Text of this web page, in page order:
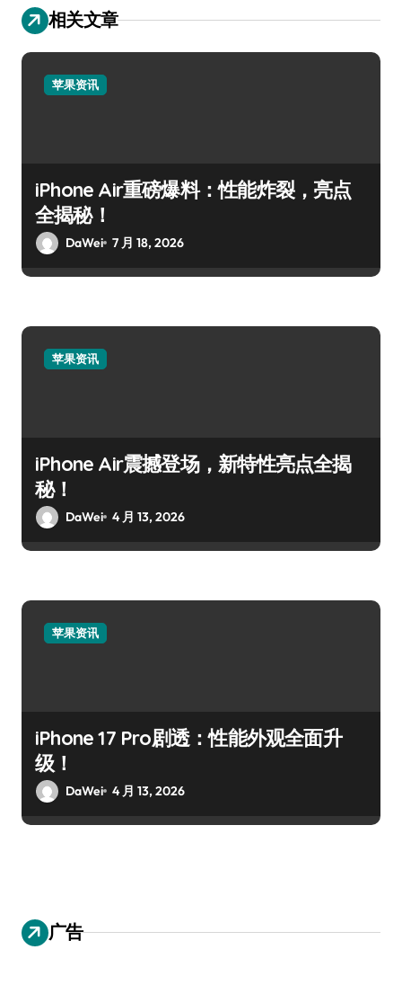
相关文章
苹果资讯
iPhone Air重磅爆料：性能炸裂，亮点
全揭秘！
DaWei 7 月 18, 2026
苹果资讯
iPhone Air震撼登场，新特性亮点全揭
秘！
DaWei 4 月 13, 2026
苹果资讯
iPhone 17 Pro剧透：性能外观全面升
级！
DaWei 4 月 13, 2026
广告